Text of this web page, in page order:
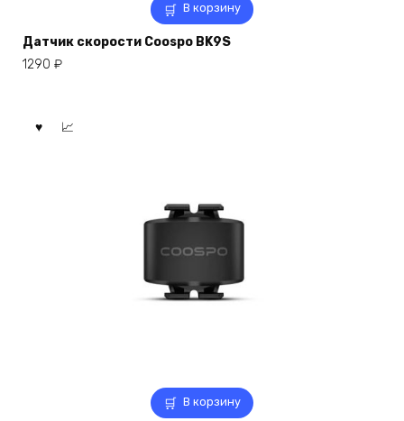
В корзину
Датчик скорости Coospo BK9S
1290 ₽
В корзину